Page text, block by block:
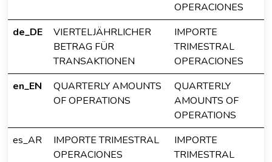
OPERACIONES
de_DE
VIERTELJÄHRLICHER
BETRAG FÜR
TRANSAKTIONEN
IMPORTE
TRIMESTRAL
OPERACIONES
en_EN
QUARTERLY AMOUNTS
OF OPERATIONS
QUARTERLY
AMOUNTS OF
OPERATIONS
es_AR
IMPORTE TRIMESTRAL
OPERACIONES
IMPORTE
TRIMESTRAL